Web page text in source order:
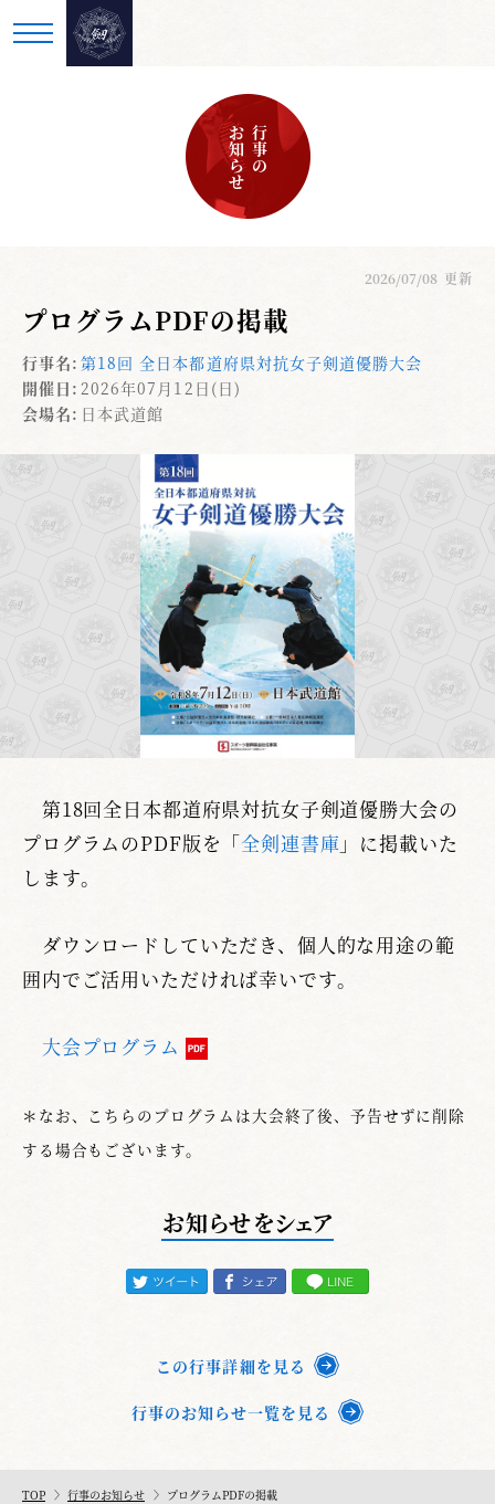
行事の
お知らせ
2026/07/08 更新
プログラムPDFの掲載
行事名: 第18回 全日本都道府県対抗女子剣道優勝大会
開催日: 2026年07月12日(日)
会場名: 日本武道館
第18回全日本都道府県対抗女子剣道優勝大会の
プログラムのPDF版を「全剣連書庫 」に掲載いた
します。
ダウンロードしていただき、個人的な用途の範
囲内でご活用いただければ幸いです。
大会プログラム
＊なお、こちらのプログラムは大会終了後、予告せずに削除
する場合もございます。
お知らせをシェア
この行事詳細を見る
行事のお知らせ一覧を見る
TOP 行事のお知らせ プログラムPDFの掲載